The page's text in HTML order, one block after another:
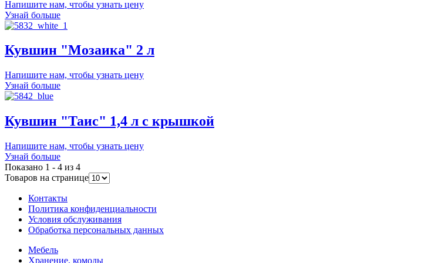
Напишите нам, чтобы узнать цену
Узнай больше
Кувшин "Мозаика" 2 л
Напишите нам, чтобы узнать цену
Узнай больше
Кувшин "Таис" 1,4 л с крышкой
Напишите нам, чтобы узнать цену
Узнай больше
Показано 1 - 4 из 4
Товаров на странице
Контакты
Политика конфиденциальности
Условия обслуживания
Обработка персональных данных
Мебель
Хранение, комоды